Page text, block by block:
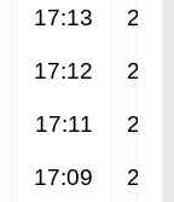
17:13
17:12
17:11
17:09